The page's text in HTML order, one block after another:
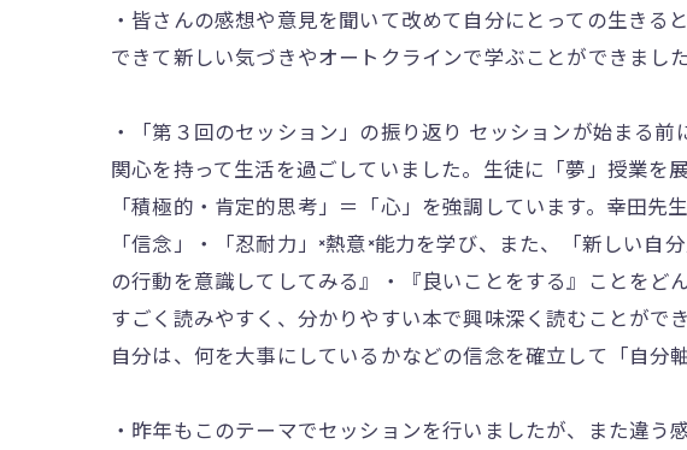
・皆さんの感想や意見を聞いて改めて自分にとっての生き
できて新しい気づきやオートクラインで学ぶことができました
・「第３回のセッション」の振り返り セッションが始まる
関心を持って生活を過ごしていました。生徒に「夢」授業
「積極的・肯定的思考」＝「心」を強調しています。幸田
「信念」・「忍耐力」×熱意×能力を学び、また、「新しい
の行動を意識してしてみる』・『良いことをする』ことをど
すごく読みやすく、分かりやすい本で興味深く読むことがで
自分は、何を大事にしているかなどの信念を確立して「自分
・昨年もこのテーマでセッションを行いましたが、また違